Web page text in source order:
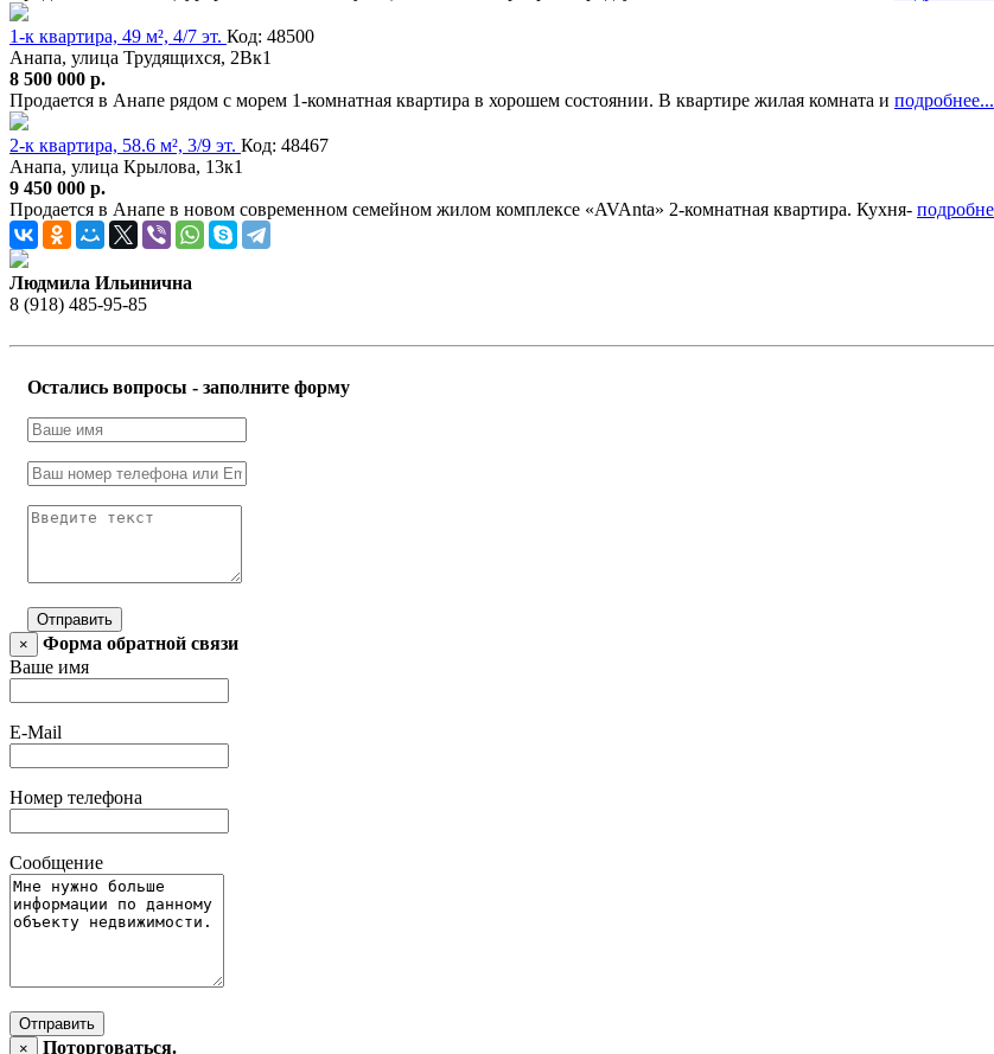
1-к квартира, 49 м², 4/7 эт. Код: 48500
Анапа, улица Трудящихся, 2Вк1
8 500 000 р.
Продается в Анапе рядом с морем 1-комнатная квартира в хорошем состоянии. В квартире жилая комната и подробнее...
2-к квартира, 58.6 м², 3/9 эт. Код: 48467
Анапа, улица Крылова, 13к1
9 450 000 р.
Продается в Анапе в новом современном семейном жилом комплексе «AVAnta» 2-комнатная квартира. Кухня-
Людмила Ильинична
8 (918) 485-95-85
Остались вопросы - заполните форму
Отправить
×
Форма обратной связи
Ваше имя
E-Mail
Номер телефона
Сообщение
Отправить
×
Поторговаться.